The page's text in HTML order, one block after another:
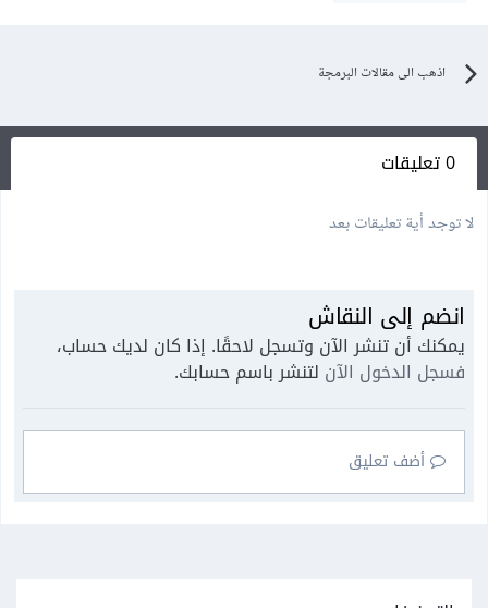
اذهب الى مقالات البرمجة
0 تعليقات
لا توجد أية تعليقات بعد
انضم إلى النقاش
يمكنك أن تنشر الآن وتسجل لاحقًا. إذا كان لديك حساب،
فسجل الدخول الآن لتنشر باسم حسابك.
أضف تعليق